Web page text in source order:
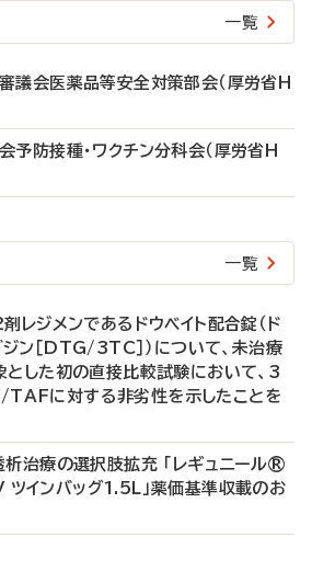
一覧
議会医薬品等安全対策部会（厚労省H
防接種・ワクチン分科会（厚労省H
一覧
レジメンであるドウベイト配合錠（ド
ン［DTG/3TC］）について、未治療
した初の直接比較試験において、3
に対する非劣性を示したことを
治療の選択肢拡充 「レギュニール®
インバッグ1.5L」薬価基準収載のお